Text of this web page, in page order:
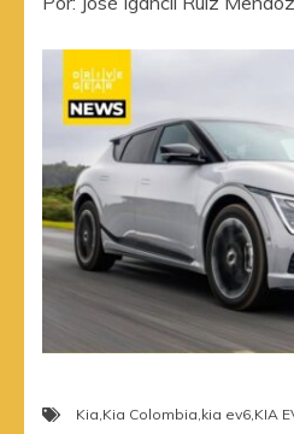
Kia Kia Colombia kia ev6 KIA